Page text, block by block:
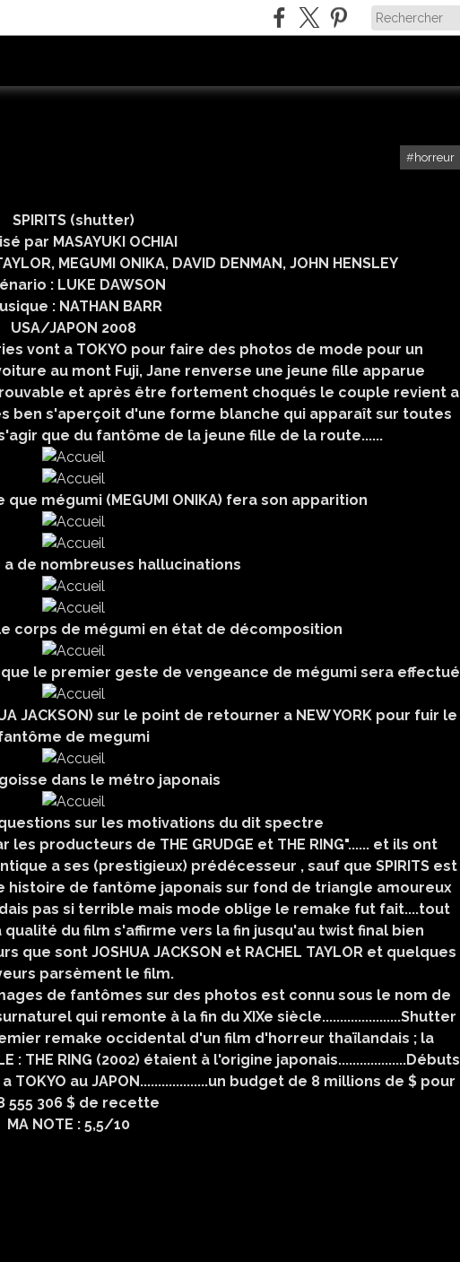
horreur
SPIRITS (shutter)
par MASAYUKI OCHIAI
MEGUMI ONIKA, DAVID DENMAN, JOHN HENSLEY
: LUKE DAWSON
: NATHAN BARR
USA/JAPON 2008
vont a TOKYO pour faire des photos de mode pour un
au mont Fuji, Jane renverse une jeune fille apparue
et après être fortement choqués le couple revient a
ben s'aperçoit d'une forme blanche qui apparaît sur toutes
que du fantôme de la jeune fille de la route......
mégumi (MEGUMI ONIKA) fera son apparition
a de nombreuses hallucinations
corps de mégumi en état de décomposition
le premier geste de vengeance de mégumi sera effectué
JACKSON) sur le point de retourner a NEW YORK pour fuir le
de megumi
dans le métro japonais
sur les motivations du dit spectre
les producteurs de THE GRUDGE et THE RING"...... et ils ont
a ses (prestigieux) prédécesseur , sauf que SPIRITS est
de fantôme japonais sur fond de triangle amoureux
pas si terrible mais mode oblige le remake fut fait....tout
du film s'affirme vers la fin jusqu'au twist final bien
sont JOSHUA JACKSON et RACHEL TAYLOR et quelques
parsèment le film.
de fantômes sur des photos est connu sous le nom de
qui remonte à la fin du XIXe siècle......................Shutter
remake occidental d'un film d'horreur thaïlandais ; la
: THE RING (2002) étaient à l'origine japonais...................Débuts
TOKYO au JAPON...................un budget de 8 millions de $ pour
555 306 $ de recette
MA NOTE : 5,5/10